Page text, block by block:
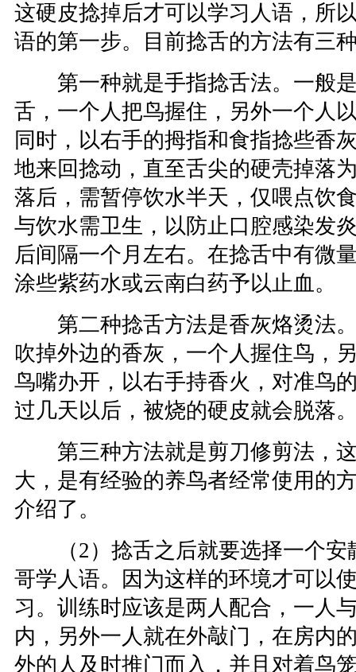
这硬皮捻掉后才可以学习人语，所
语的第一步。目前捻舌的方法有三
第一种就是手指捻舌法。一般是
舌，一个人把鸟握住，另外一个人
同时，以右手的拇指和食指捻些香
地来回捻动，直至舌尖的硬壳掉落
落后，需暂停饮水半天，仅喂点饮
与饮水需卫生，以防止口腔感染发
后间隔一个月左右。在捻舌中有微
涂些紫药水或云南白药予以止血。
第二种捻舌方法是香灰烙烫法。
吹掉外边的香灰，一个人握住鸟，
鸟嘴办开，以右手持香火，对准鸟
过几天以后，被烧的硬皮就会脱落
第三种方法就是剪刀修剪法，这
大，是有经验的养鸟者经常使用的
介绍了。
（2）捻舌之后就要选择一个安
哥学人语。因为这样的环境才可以
习。训练时应该是两人配合，一人
内，另外一人就在外敲门，在房内
外的人及时推门而入，并且对着鸟